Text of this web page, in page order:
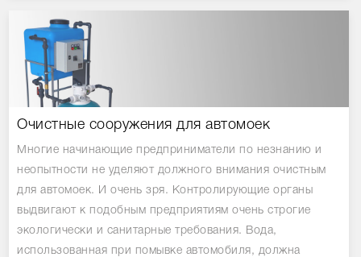
Очистные сооружения для автомоек
Многие начинающие предприниматели по незнанию и
неопытности не уделяют должного внимания очистным
для автомоек. И очень зря. Контролирующие органы
выдвигают к подобным предприятиям очень строгие
экологически и санитарные требования. Вода,
использованная при помывке автомобиля, должна